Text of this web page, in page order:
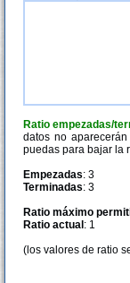
Ratio empezadas/
datos no
puedas para bajar la
Empezadas: 3
Terminadas: 3
Ratio máximo
Ratio actual : 1
(los valores de ratio